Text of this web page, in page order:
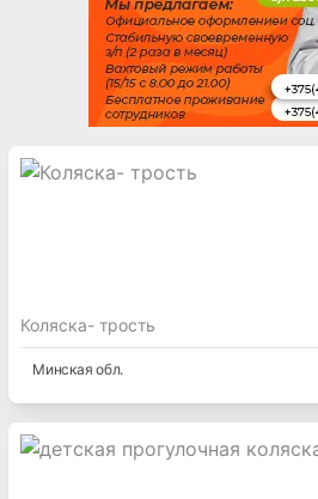
Коляска- трость
Минская обл.